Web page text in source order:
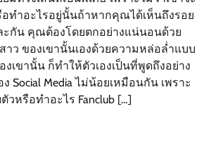
ทำอะไรอยู่นั้นถ้าหากคุณได้เห็นถึงรอย
ะกัน คุณต้องโดยตกอย่างแน่นอนด้วย
าว ของเขานั้นเองด้วยความหล่อล่ำแบบ
งเขานั้น ก็ทำให้ตัวเองเป็นที่พูดถึงอย่าง
Social Media ไม่น้อยเหมือนกัน เพราะ
วหรือทำอะไร Fanclub […]